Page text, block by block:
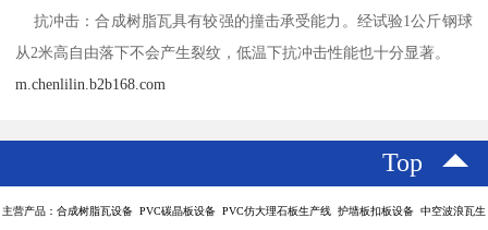
抗冲击：合成树脂瓦具有较强的撞击承受能力。经试验1公斤钢球
从2米高自由落下不会产生裂纹，低温下抗冲击性能也十分显著。
m.chenlilin.b2b168.com
Top
主营产品：合成树脂瓦设备 PVC碳晶板设备 PVC仿大理石板生产线 护墙板扣板设备 中空波浪瓦生